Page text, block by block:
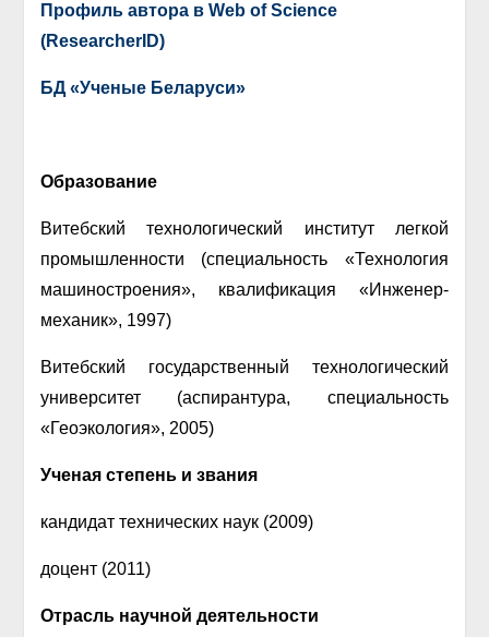
Профиль автора в Web of Science
(ResearcherID)
БД «Ученые Беларуси»
Образование
Витебский технологический институт легкой
промышленности (специальность «Технология
машиностроения», квалификация «Инженер-
механик», 1997)
Витебский государственный технологический
университет (аспирантура, специальность
«Геоэкология», 2005)
Ученая степень и звания
кандидат технических наук (2009)
доцент (2011)
Отрасль научной деятельности